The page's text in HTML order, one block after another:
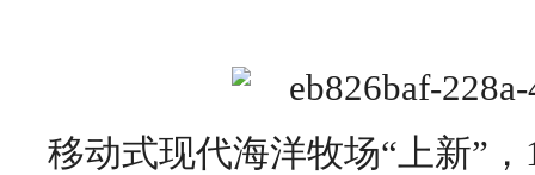
移动式现代海洋牧场“上新”